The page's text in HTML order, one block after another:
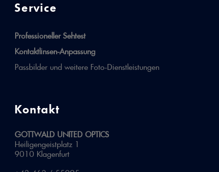
Service
Professioneller Sehtest
Kontaktlinsen-Anpassung
Passbilder und weitere Foto-Dienstleistungen
Kontakt
GOTTWALD UNITED OPTICS
Heiligengeistplatz 1
9010 Klagenfurt